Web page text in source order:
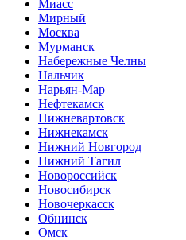
Миасс
Мирный
Москва
Мурманск
Набережные Челны
Нальчик
Нарьян-Мар
Нефтекамск
Нижневартовск
Нижнекамск
Нижний Новгород
Нижний Тагил
Новороссийск
Новосибирск
Новочеркасск
Обнинск
Омск